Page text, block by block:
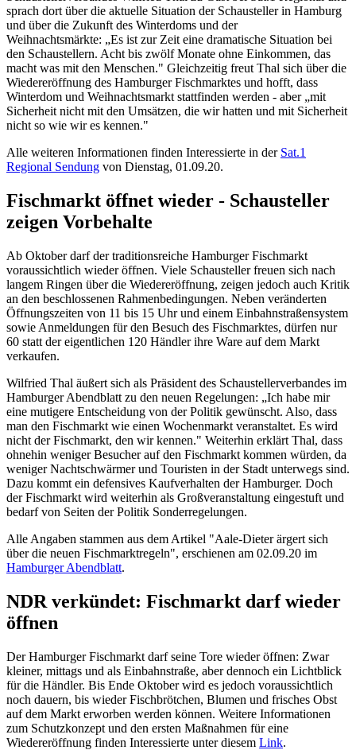
sprach dort über die aktuelle Situation der Schausteller in Hamburg
und über die Zukunft des Winterdoms und der
Weihnachtsmärkte: „Es ist zur Zeit eine dramatische Situation bei
den Schaustellern. Acht bis zwölf Monate ohne Einkommen, das
macht was mit den Menschen." Gleichzeitig freut Thal sich über die
Wiedereröffnung des Hamburger Fischmarktes und hofft, dass
Winterdom und Weihnachtsmarkt stattfinden werden - aber „mit
Sicherheit nicht mit den Umsätzen, die wir hatten und mit Sicherheit
nicht so wie wir es kennen."
Alle weiteren Informationen finden Interessierte in der Sat.1
Regional Sendung von Dienstag, 01.09.20.
Fischmarkt öffnet wieder - Schausteller
zeigen Vorbehalte
Ab Oktober darf der traditionsreiche Hamburger Fischmarkt
voraussichtlich wieder öffnen. Viele Schausteller freuen sich nach
langem Ringen über die Wiedereröffnung, zeigen jedoch auch Kritik
an den beschlossenen Rahmenbedingungen. Neben veränderten
Öffnungszeiten von 11 bis 15 Uhr und einem Einbahnstraßensystem
sowie Anmeldungen für den Besuch des Fischmarktes, dürfen nur
60 statt der eigentlichen 120 Händler ihre Ware auf dem Markt
verkaufen.
Wilfried Thal äußert sich als Präsident des Schaustellerverbandes im
Hamburger Abendblatt zu den neuen Regelungen: „Ich habe mir
eine mutigere Entscheidung von der Politik gewünscht. Also, dass
man den Fischmarkt wie einen Wochenmarkt veranstaltet. Es wird
nicht der Fischmarkt, den wir kennen." Weiterhin erklärt Thal, dass
ohnehin weniger Besucher auf den Fischmarkt kommen würden, da
weniger Nachtschwärmer und Touristen in der Stadt unterwegs sind.
Dazu kommt ein defensives Kaufverhalten der Hamburger. Doch
der Fischmarkt wird weiterhin als Großveranstaltung eingestuft und
bedarf von Seiten der Politik Sonderregelungen.
Alle Angaben stammen aus dem Artikel "Aale-Dieter ärgert sich
über die neuen Fischmarktregeln", erschienen am 02.09.20 im
Hamburger Abendblatt.
NDR verkündet: Fischmarkt darf wieder
öffnen
Der Hamburger Fischmarkt darf seine Tore wieder öffnen: Zwar
kleiner, mittags und als Einbahnstraße, aber dennoch ein Lichtblick
für die Händler. Bis Ende Oktober wird es jedoch voraussichtlich
noch dauern, bis wieder Fischbrötchen, Blumen und frisches Obst
auf dem Markt erworben werden können. Weitere Informationen
zum Schutzkonzept und den ersten Maßnahmen für eine
Wiedereröffnung finden Interessierte unter diesem Link.